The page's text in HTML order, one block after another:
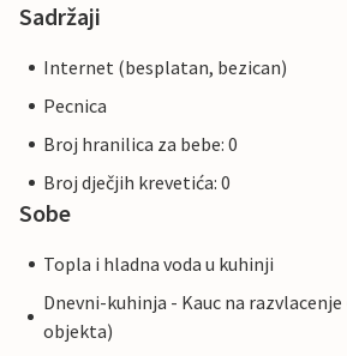
Sadržaji
Internet (besplatan, bezican)
Pecnica
Broj hranilica za bebe: 0
Broj dječjih krevetića: 0
Sobe
Topla i hladna voda u kuhinji
Dnevni-kuhinja - Kauc na
objekta)